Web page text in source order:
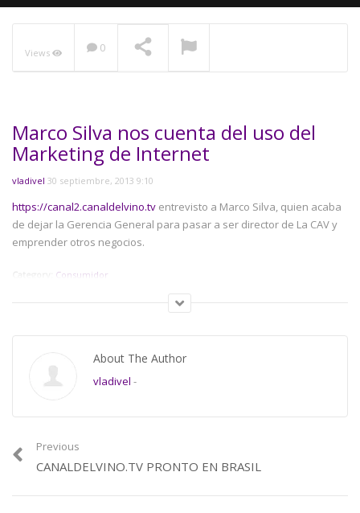
Views 0
Marco Silva nos cuenta del uso del
Marketing de Internet
vladivel 30 septiembre, 2013 9:10
https://canal2.canaldelvino.tv entrevisto a Marco Silva, quien acaba
de dejar la Gerencia General para pasar a ser director de La CAV y
emprender otros negocios.
Category: Consumidor
About The Author
vladivel -
Previous
CANALDELVINO.TV PRONTO EN BRASIL